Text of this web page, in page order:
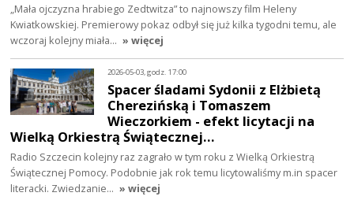
„Mała ojczyzna hrabiego Zedtwitza” to najnowszy film Heleny
Kwiatkowskiej. Premierowy pokaz odbył się już kilka tygodni temu, ale
wczoraj kolejny miała… » więcej
2026-05-03, godz. 17:00
Spacer śladami Sydonii z Elżbietą
Cherezińską i Tomaszem
Wieczorkiem - efekt licytacji na
Wielką Orkiestrą Świątecznej…
Radio Szczecin kolejny raz zagrało w tym roku z Wielką Orkiestrą
Świątecznej Pomocy. Podobnie jak rok temu licytowaliśmy m.in spacer
literacki. Zwiedzanie… » więcej